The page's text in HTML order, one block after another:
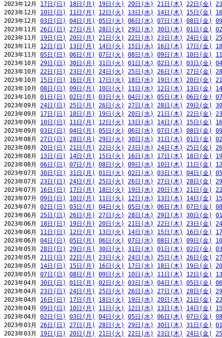
2023年12月 17日(日) 18日(月) 19日(火) 20日(水) 21日(木) 22日(金)
2023年12月 10日(日) 11日(月) 12日(火) 13日(水) 14日(木) 15日(金)
2023年12月 03日(日) 04日(月) 05日(火) 06日(水) 07日(木) 08日(金)
2023年11月 26日(日) 27日(月) 28日(火) 29日(水) 30日(木) 01日(金)
2023年11月 19日(日) 20日(月) 21日(火) 22日(水) 23日(木) 24日(金)
2023年11月 12日(日) 13日(月) 14日(火) 15日(水) 16日(木) 17日(金)
2023年11月 05日(日) 06日(月) 07日(火) 08日(水) 09日(木) 10日(金)
2023年10月 29日(日) 30日(月) 31日(火) 01日(水) 02日(木) 03日(金)
2023年10月 22日(日) 23日(月) 24日(火) 25日(水) 26日(木) 27日(金)
2023年10月 15日(日) 16日(月) 17日(火) 18日(水) 19日(木) 20日(金)
2023年10月 08日(日) 09日(月) 10日(火) 11日(水) 12日(木) 13日(金)
2023年10月 01日(日) 02日(月) 03日(火) 04日(水) 05日(木) 06日(金)
2023年09月 24日(日) 25日(月) 26日(火) 27日(水) 28日(木) 29日(金)
2023年09月 17日(日) 18日(月) 19日(火) 20日(水) 21日(木) 22日(金)
2023年09月 10日(日) 11日(月) 12日(火) 13日(水) 14日(木) 15日(金)
2023年09月 03日(日) 04日(月) 05日(火) 06日(水) 07日(木) 08日(金)
2023年08月 27日(日) 28日(月) 29日(火) 30日(水) 31日(木) 01日(金)
2023年08月 20日(日) 21日(月) 22日(火) 23日(水) 24日(木) 25日(金)
2023年08月 13日(日) 14日(月) 15日(火) 16日(水) 17日(木) 18日(金)
2023年08月 06日(日) 07日(月) 08日(火) 09日(水) 10日(木) 11日(金)
2023年07月 30日(日) 31日(月) 01日(火) 02日(水) 03日(木) 04日(金)
2023年07月 23日(日) 24日(月) 25日(火) 26日(水) 27日(木) 28日(金)
2023年07月 16日(日) 17日(月) 18日(火) 19日(水) 20日(木) 21日(金)
2023年07月 09日(日) 10日(月) 11日(火) 12日(水) 13日(木) 14日(金)
2023年07月 02日(日) 03日(月) 04日(火) 05日(水) 06日(木) 07日(金)
2023年06月 25日(日) 26日(月) 27日(火) 28日(水) 29日(木) 30日(金)
2023年06月 18日(日) 19日(月) 20日(火) 21日(水) 22日(木) 23日(金)
2023年06月 11日(日) 12日(月) 13日(火) 14日(水) 15日(木) 16日(金)
2023年06月 04日(日) 05日(月) 06日(火) 07日(水) 08日(木) 09日(金)
2023年05月 28日(日) 29日(月) 30日(火) 31日(水) 01日(木) 02日(金)
2023年05月 21日(日) 22日(月) 23日(火) 24日(水) 25日(木) 26日(金)
2023年05月 14日(日) 15日(月) 16日(火) 17日(水) 18日(木) 19日(金)
2023年05月 07日(日) 08日(月) 09日(火) 10日(水) 11日(木) 12日(金)
2023年04月 30日(日) 01日(月) 02日(火) 03日(水) 04日(木) 05日(金)
2023年04月 23日(日) 24日(月) 25日(火) 26日(水) 27日(木) 28日(金)
2023年04月 16日(日) 17日(月) 18日(火) 19日(水) 20日(木) 21日(金)
2023年04月 09日(日) 10日(月) 11日(火) 12日(水) 13日(木) 14日(金)
2023年04月 02日(日) 03日(月) 04日(火) 05日(水) 06日(木) 07日(金)
2023年03月 26日(日) 27日(月) 28日(火) 29日(水) 30日(木) 31日(金)
2023年03月 19日(日) 20日(月) 21日(火) 22日(水) 23日(木) 24日(金)